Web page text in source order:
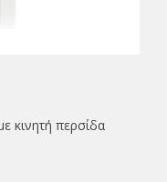
κινητή περσίδα